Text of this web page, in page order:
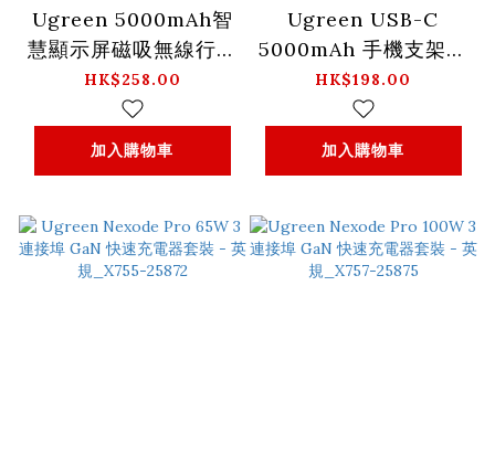
Ugreen 5000mAh智
慧顯示屏磁吸無線行動
電源_PB571-35605B
HK$258.00
加入購物車
Ugreen USB-C
5000mAh 手機支架行
動電源_PB503-
35338
HK$198.00
加入購物車